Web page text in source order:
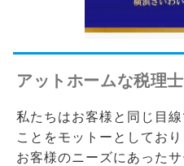
アットホームな税理
私たちはお客様と同じ目
ことをモットーとしており
お客様のニーズにあった